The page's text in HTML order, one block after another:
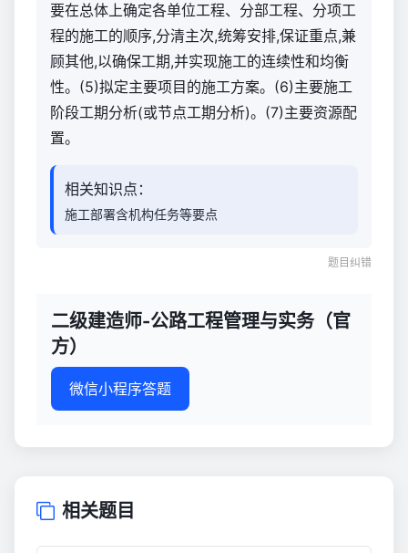
要在总体上确定各单位工程、分部工程、分项工
程的施工的顺序,分清主次,统筹安排,保证重点,兼
顾其他,以确保工期,并实现施工的连续性和均衡
性。(5)拟定主要项目的施工方案。(6)主要施工
阶段工期分析(或节点工期分析)。(7)主要资源配
置。
相关知识点：
施工部署含机构任务等要点
题目纠错
二级建造师-公路工程管理与实务（官
方）
微信小程序答题
相关题目